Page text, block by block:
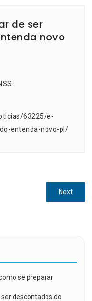
de ser
novo
63225/e-
entenda-novo-pl/
NextNext
post:
se preparar
descontados do